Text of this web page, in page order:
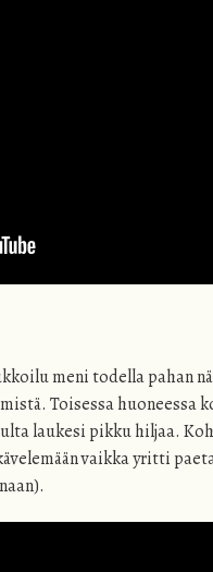
meni todella pahan
Toisessa huoneessa
laukesi pikku hiljaa.
vaikka yritti